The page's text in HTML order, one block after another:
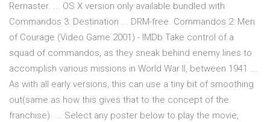
Remaster. ... OS X version only available bundled with
Commandos 3: Destination ... DRM-free. Commandos 2: Men
of Courage (Video Game 2001) - IMDb Take control of a
squad of commandos, as they sneak behind enemy lines to
accomplish various missions in World War II, between 1941 ...
As with all early versions, this can use a tiny bit of smoothing
out(same as how this gives that to the concept of the
franchise). ... Select any poster below to play the movie,